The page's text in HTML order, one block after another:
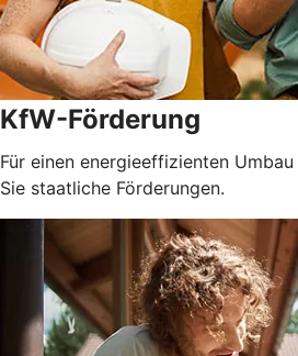
KfW-Förderung
Für einen energieeffizienten
Sie staatliche Förderungen.